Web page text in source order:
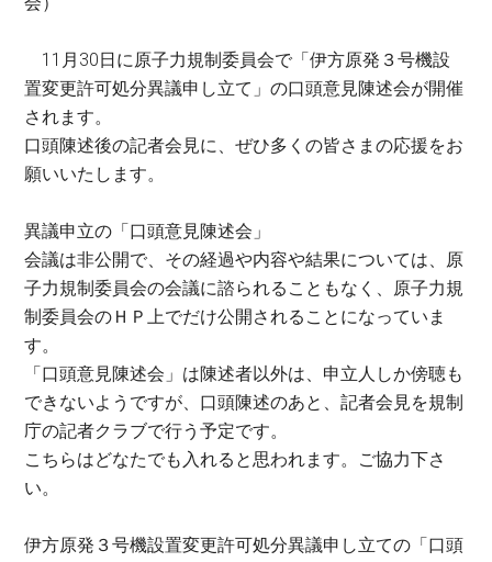
11月30日に原子力規制委員会で「伊方原発３号機設
置変更許可処分異議申し立て」の口頭意見陳述会が開催
されます。
口頭陳述後の記者会見に、ぜひ多くの皆さまの応援をお
願いいたします。
異議申立の「口頭意見陳述会」
会議は非公開で、その経過や内容や結果については、原
子力規制委員会の会議に諮られることもなく、原子力規
制委員会のＨＰ上でだけ公開されることになっていま
す。
「口頭意見陳述会」は陳述者以外は、申立人しか傍聴も
できないようですが、口頭陳述のあと、記者会見を規制
庁の記者クラブで行う予定です。
こちらはどなたでも入れると思われます。ご協力下さ
い。
伊方原発３号機設置変更許可処分異議申し立ての「口頭